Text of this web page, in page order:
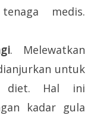
medis.
. Melewatkan
untuk
diet. Hal ini
kadar gula